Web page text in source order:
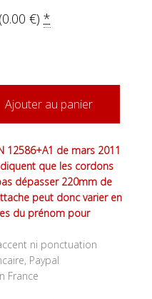
0.00€)*
Ajouter au panier
12586+A1 de mars 2011
que les cordons
dépasser 220mm de
peut donc varier en
du prénom pour
ni ponctuation
Paypal
France